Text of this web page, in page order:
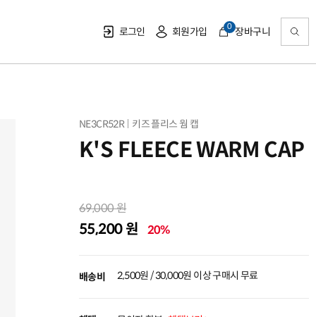
로그인 회원가입 장바구니
0
NE3CR52R 키즈 플리스 웜 캡
K'S FLEECE WARM CAP
69,000 원
55,200 원 20%
배송비 2,500원 / 30,000원 이상 구매시 무료